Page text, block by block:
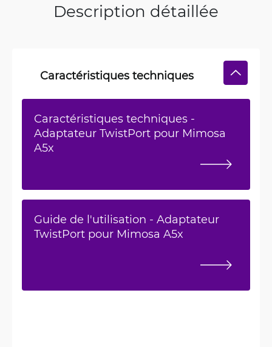
Description détaillée
Caractéristiques techniques
Caractéristiques techniques -
Adaptateur TwistPort pour Mimosa
A5x
Guide de l'utilisation - Adaptateur
TwistPort pour Mimosa A5x